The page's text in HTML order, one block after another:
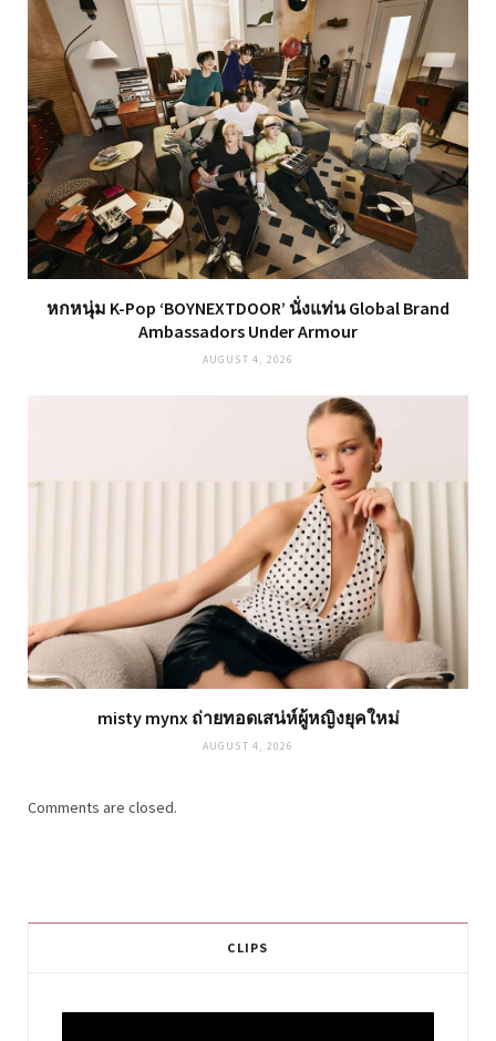
หกหนุ่ม K-Pop ‘BOYNEXTDOOR’ นั่งแท่น Global Brand
Ambassadors Under Armour
AUGUST 4, 2026
misty mynx ถ่ายทอดเสน่ห์ผู้หญิงยุคใหม่
AUGUST 4, 2026
Comments are closed.
CLIPS